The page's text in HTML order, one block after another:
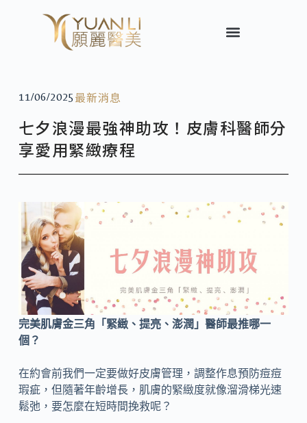
11/06/2025 最新消息
七夕浪漫最強神助攻！皮膚科醫師分
享愛用緊緻療程
完美肌膚金三角「緊緻、提亮、澎潤」醫師最推哪一
個？
在約會前我們一定要做好皮膚管理，調整作息預防痘痘
瑕疵，但隨著年齡增長，肌膚的緊緻度就像溜滑梯光速
鬆弛，要怎麼在短時間挽救呢？